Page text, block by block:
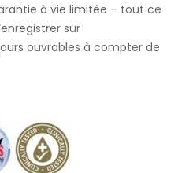
à vie limitée – tout ce
sur
ouvrables à compter de